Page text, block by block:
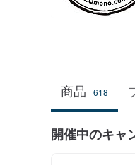
商品 618
開催中のキャ